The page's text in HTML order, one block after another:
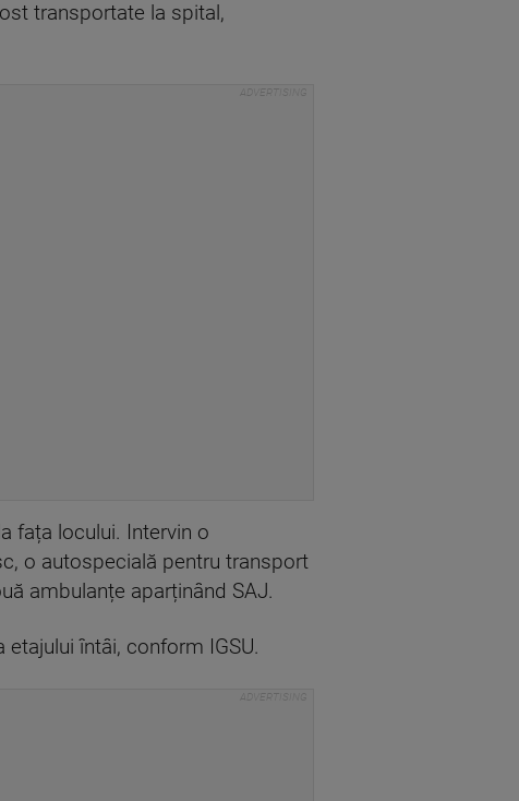
transportate la spital,
fața locului. Intervin o
o autospecială pentru transport
ambulanțe aparținând SAJ.
întâi, conform IGSU.